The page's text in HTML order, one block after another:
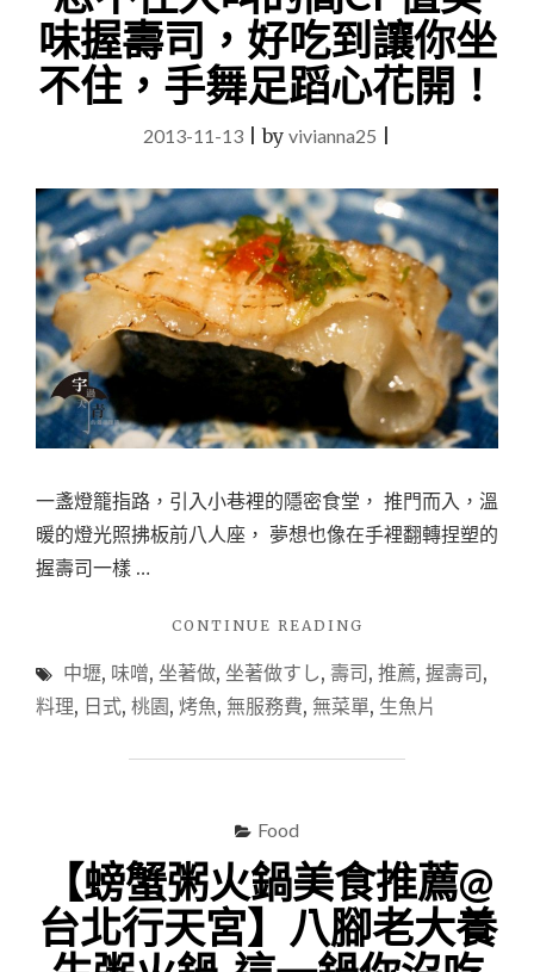
※
試
※】
LIVE
樂
樂
高
積
木
環
繞
人
常
來，
老
聊
方"
味握壽司，好吃到讓你坐
不住，手舞足蹈心花開！
2013-11-13 |by vivianna25
一盞燈籠指路，引入小巷裡的隱密食堂， 推門而入，溫
暖的燈光照拂板前八人座， 夢想也像在手裡翻轉捏塑的
握壽司一樣 …
CONTINUE READING
無
菜
單
桃
園
中
壢】
中壢, 味噌, 坐著做, 坐著做すし, 壽司, 推薦, 握壽司,
料理, 日式, 桃園, 烤魚, 無服務費, 無菜單, 生魚片
Food
【螃蟹粥火鍋美食推薦@
台北行天宮】八腳老大養